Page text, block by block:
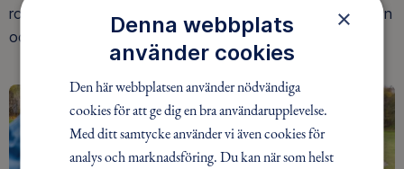
roliga och trygga äventyr i skogen, på vattnet, snön, isen
och på fjället.
×
Denna webbplats
använder cookies
Den här webbplatsen använder nödvändiga
cookies för att ge dig en bra användarupplevelse.
Med ditt samtycke använder vi även cookies för
analys och marknadsföring. Du kan när som helst